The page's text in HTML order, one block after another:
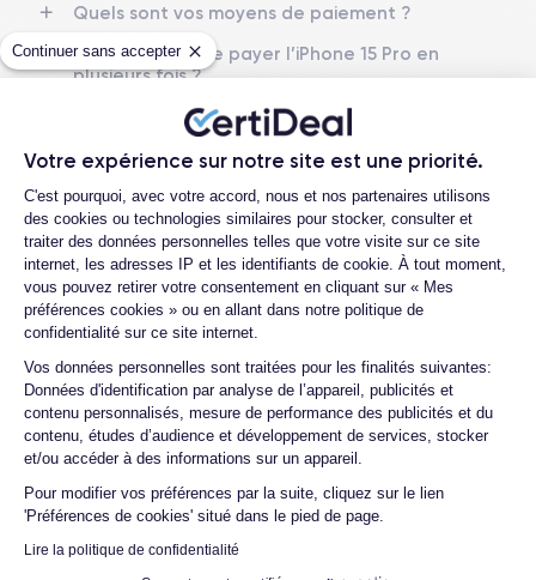
Continuer sans accepter
Votre expérience sur notre site est une priorité.
Plateforme de Gestion du
C'est pourquoi, avec votre accord, nous et nos partenaires utilisons
des cookies ou technologies similaires pour stocker, consulter et
traiter des données personnelles telles que votre visite sur ce site
internet, les adresses IP et les identifiants de cookie. À tout moment,
vous pouvez retirer votre consentement en cliquant sur « Mes
préférences cookies » ou en allant dans notre politique de
confidentialité sur ce site internet.
Vos données personnelles sont traitées pour les finalités suivantes:
Données d'identification par analyse de l’appareil, publicités et
contenu personnalisés, mesure de performance des publicités et du
contenu, études d’audience et développement de services, stocker
et/ou accéder à des informations sur un appareil.
Pour modifier vos préférences par la suite, cliquez sur le lien
'Préférences de cookies' situé dans le pied de page.
Lire la politique de confidentialité
Axeptio consent
Nom CPU Nombre de cœurs
3.78 GHz
Caméra
48 Mpx
Caméra Frontale
Résolution vidéo
4K - 3840 x 2160 px
Recharge rapide
Oui, 20W
Batterie
3274 mAh
Type de SIM
Réseau mobile
5G
Débloqué
Oui, tous opérateurs
Quels sont vos moyens de paiement ?
Est-il possible de payer l’iPhone 15 Pro en
plusieurs fois ?
Que se passe-t-il après avoir passé la
commande ?
Quelle société utilisez-vous pour
l'expédition ?
Quels sont les délais de livraison ?
Que se passe-t-il si je change d'avis
après avoir acheté/reçu le produit ?
Comment demander un retour ?
Comment contacter le service client ?
Quelle est la différence entre une carte
SIM et une eSIM ?
Comment activer une eSIM ?
Proposez-vous une assurance en cas de
casse due à des chocs ou à des chutes ?